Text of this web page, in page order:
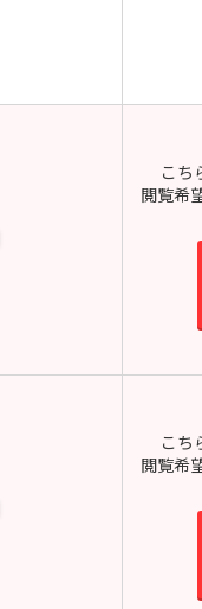
こち
閲覧希
こち
閲覧希